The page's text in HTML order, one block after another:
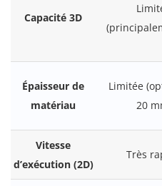
Capacité 3D
Épaisseur de
matériau
Limitée
20
Vitesse
d’exécution (2D)
Très